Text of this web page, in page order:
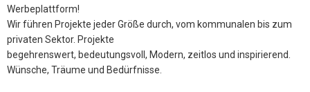
Werbeplattform!
Wir führen Projekte jeder Größe durch, vom kommunalen bis zum
privaten Sektor. Projekte
begehrenswert, bedeutungsvoll, Modern, zeitlos und inspirierend.
Wünsche, Träume und Bedürfnisse.